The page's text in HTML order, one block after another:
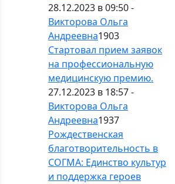
28.12.2023 в 09:50 -
Викторова Ольга
Андреевна1903
Стартовал прием заявок
на профессиональную
медицинскую премию.
27.12.2023 в 18:57 -
Викторова Ольга
Андреевна1937
Рождественская
благотворительность в
СОГМА: Единство культур
и поддержка героев